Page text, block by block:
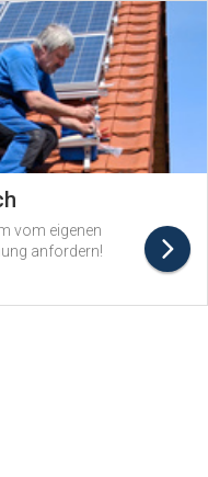
vom eigenen
anfordern!